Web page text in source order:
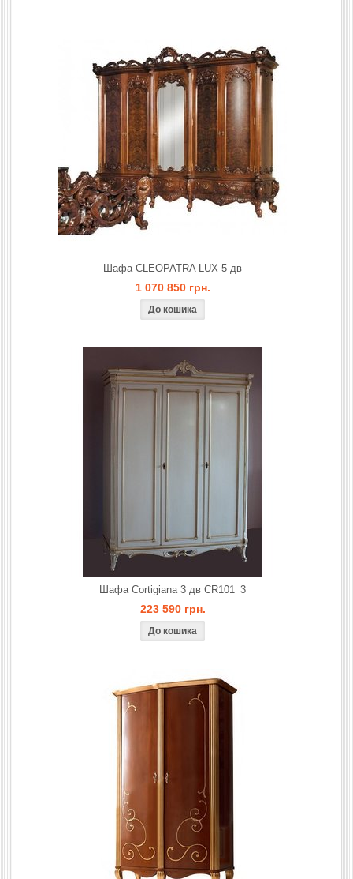
Шафа CLEOPATRA LUX 5 дв
1 070 850 грн.
Шафа Cortigiana 3 дв CR101_3
223 590 грн.